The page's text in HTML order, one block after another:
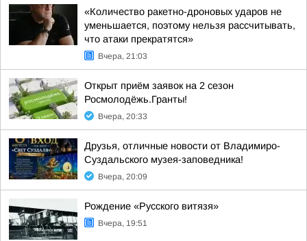
«Количество ракетно-дроновых ударов не
уменьшается, поэтому нельзя рассчитывать,
что атаки прекратятся»
Вчера, 21:03
Открыт приём заявок на 2 сезон
Росмолодёжь.Гранты!
Вчера, 20:33
Друзья, отличные новости от Владимиро-
Суздальского музея-заповедника!
Вчера, 20:09
Рождение «Русского витязя»
Вчера, 19:51